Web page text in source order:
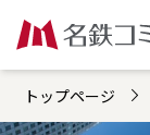
トップページ